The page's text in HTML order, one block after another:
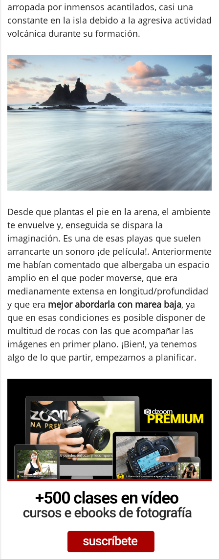
arropada por inmensos acantilados, casi una
constante en la isla debido a la agresiva actividad
volcánica durante su formación.
Desde que plantas el pie en la arena, el ambiente
te envuelve y, enseguida se dispara la
imaginación. Es una de esas playas que suelen
arrancarte un sonoro ¡de película!. Anteriormente
me habían comentado que albergaba un espacio
amplio en el que poder moverse, que era
medianamente extensa en longitud/profundidad
y que era mejor abordarla con marea baja, ya
que en esas condiciones es posible disponer de
multitud de rocas con las que acompañar las
imágenes en primer plano. ¡Bien!, ya tenemos
algo de lo que partir, empezamos a planificar.